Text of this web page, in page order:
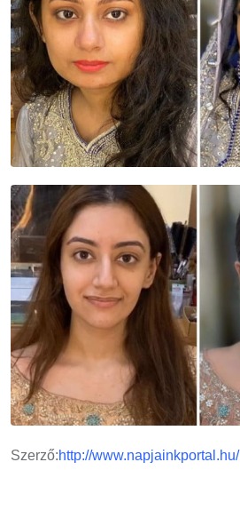
Szerző:http://www.napjainkportal.hu/